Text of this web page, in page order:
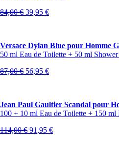
84,00€ Oorspronkelijke
39,95 €Huidige
Versace Dylan Blue pour Homme
50 ml Eau de Toilette + 50 ml
87,00€ Oorspronkelijke
56,95 €Huidige
Jean Paul Gaultier Scandal pour
100 + 10 ml Eau de Toilette + 150 ml
114,00€ Oorspronkelijke
91,95 €Huidige